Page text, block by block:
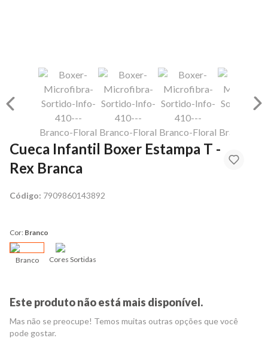
Cueca Infantil Boxer Estampa T -
Rex Branca
Código: 7909860143892
Cor: Branco
Branco Cores Sortidas
Este produto não está mais disponível.
Mas não se preocupe! Temos muitas outras opções que você
pode gostar.